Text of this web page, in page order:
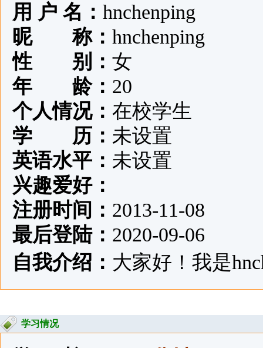
用 户 名： hnchenping
昵 称： hnchenping
性 别： 女
年 龄： 20
个人情况： 在校学生
学 历： 未设置
英语水平： 未设置
兴趣爱好：
注册时间： 2013-11-08
最后登陆： 2020-09-06
自我介绍： 大家好！我是
学习情况